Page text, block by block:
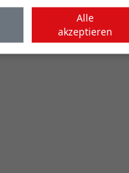
Alle
akzeptieren